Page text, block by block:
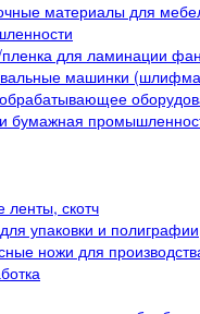
материалы для
пленка для ламинации
машинки
бумажная
ленты, скотч
упаковки и полиграфии
ножи для